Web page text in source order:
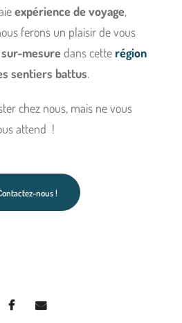
expérience de voyage,
ferons un plaisir de vous
mesuredans cette région
sentiers battus.
chez nous, mais ne vous
attend !
nous !